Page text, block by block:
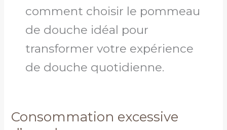
comment choisir le pommeau
de douche idéal pour
transformer votre expérience
de douche quotidienne.
Consommation excessive
Consommation